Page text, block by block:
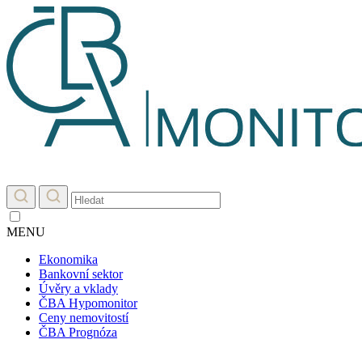
MENU
Ekonomika
Bankovní sektor
Úvěry a vklady
ČBA Hypomonitor
Ceny nemovitostí
ČBA Prognóza